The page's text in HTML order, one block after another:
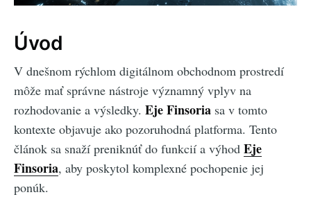
Úvod
V dnešnom rýchlom digitálnom obchodnom prostredí
môže mať správne nástroje významný vplyv na
rozhodovanie a výsledky. Eje Finsoria sa v tomto
kontexte objavuje ako pozoruhodná platforma. Tento
článok sa snaží preniknúť do funkcií a výhod Eje
Finsoria, aby poskytol komplexné pochopenie jej
ponúk.